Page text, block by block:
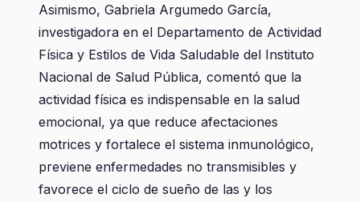
Asimismo, Gabriela Argumedo García,
investigadora en el Departamento de Actividad
Física y Estilos de Vida Saludable del Instituto
Nacional de Salud Pública, comentó que la
actividad física es indispensable en la salud
emocional, ya que reduce afectaciones
motrices y fortalece el sistema inmunológico,
previene enfermedades no transmisibles y
favorece el ciclo de sueño de las y los